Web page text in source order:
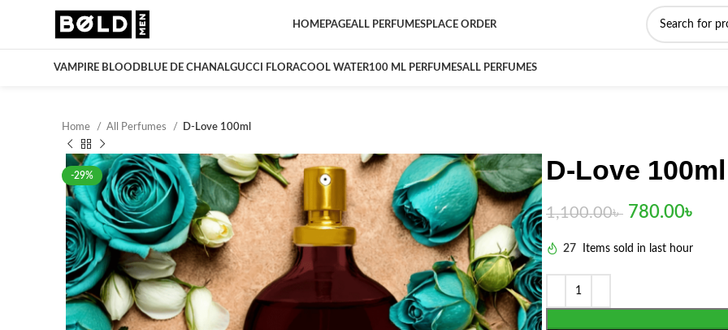
HOMEPAGEALL PERFUMESPLACE ORDER
VAMPIRE BLOODBLUE DE CHANALGUCCI FLORACOOL WATER100 ML PERFUMESALL PERFUMES
Home All Perfumes D-Love 100ml
-29% D-Love 100ml
1,100.00৳ 780.00৳
27 Items sold in last hour